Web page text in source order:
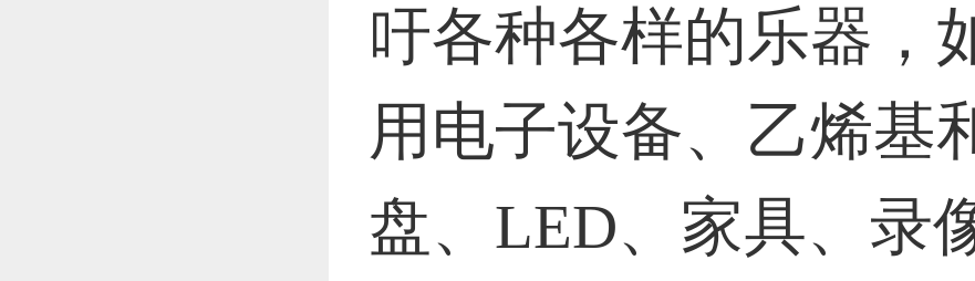
吁各种各样的乐器，
用电子设备、乙烯基
盘、LED、家具、录